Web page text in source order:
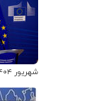
۰۴ شهریور ۱۴۰۴